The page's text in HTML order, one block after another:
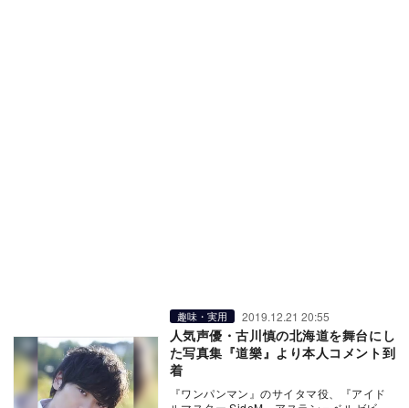
趣味・実用 2019.12.21 20:55
人気声優・古川慎の北海道を舞台にし
た写真集『道樂』より本人コメント到
着
『ワンパンマン』のサイタマ役、『アイド